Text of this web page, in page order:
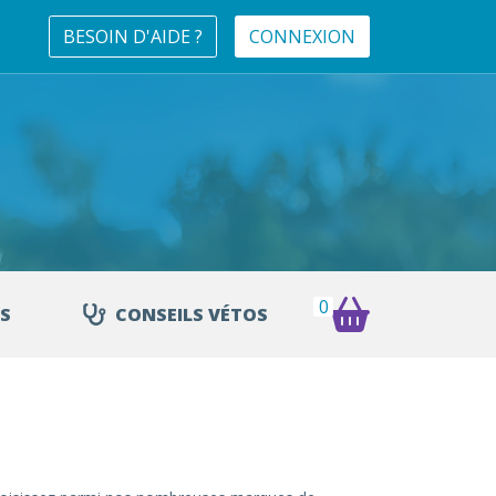
BESOIN D'AIDE ? CONNEXION
CONSEILS VÉTOS 0